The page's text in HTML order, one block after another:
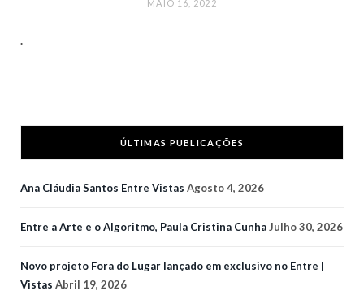
MAIO 16, 2022
.
ÚLTIMAS PUBLICAÇÕES
Ana Cláudia Santos Entre Vistas Agosto 4, 2026
Entre a Arte e o Algoritmo, Paula Cristina CunhaJulho 30, 2026
Novo projeto Fora do Lugar lançado em exclusivo no Entre |
Vistas Abril 19, 2026